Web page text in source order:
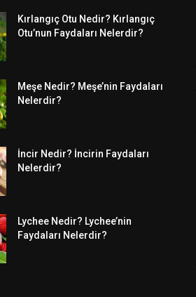
Kırlangıç Otu Nedir? Kırlangıç
Otu’nun Faydaları Nelerdir?
Meşe Nedir? Meşe’nin Faydaları
Nelerdir?
İncir Nedir? İncirin Faydaları
Nelerdir?
Lychee Nedir? Lychee’nin
Faydaları Nelerdir?